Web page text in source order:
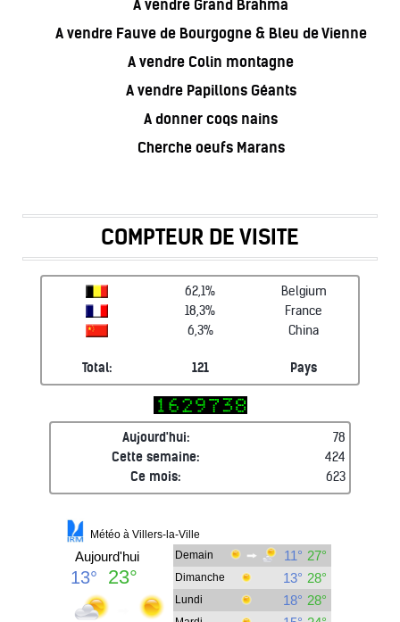
A vendre Grand Brahma
A vendre Fauve de Bourgogne & Bleu de Vienne
A vendre Colin montagne
A vendre Papillons Géants
A donner coqs nains
Cherche oeufs Marans
COMPTEUR DE VISITE
62,1%
Belgium
18,3%
France
6,3%
China
Total: 121 Pays
Aujourd'hui:
78
Cette semaine:
424
Ce mois:
623